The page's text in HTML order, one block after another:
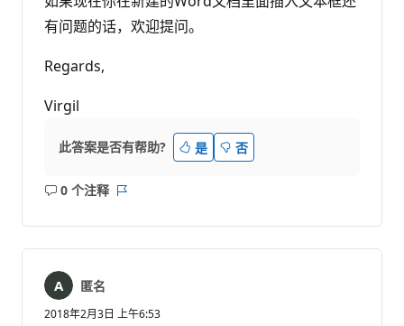
有问题的话，欢迎提问。
Regards,
Virgil
此答案是否有帮助? 是 否
0 个注释
无
匿名
2018年2月3日 上午6:53